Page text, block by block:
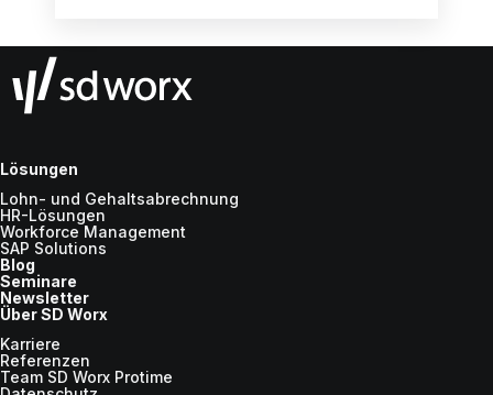
Lösungen
Lohn- und Gehaltsabrechnung
HR-Lösungen
Workforce Management
SAP Solutions
Blog
Seminare
Newsletter
Über SD Worx
Karriere
Referenzen
Team SD Worx Protime